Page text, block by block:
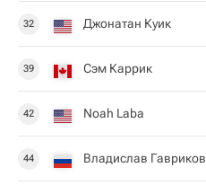
32 Джонатан Куик
39 Сэм Каррик
42 Noah Laba
44 Владислав Гавриков